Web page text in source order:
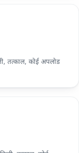
तत्काल, कोई अपलोड